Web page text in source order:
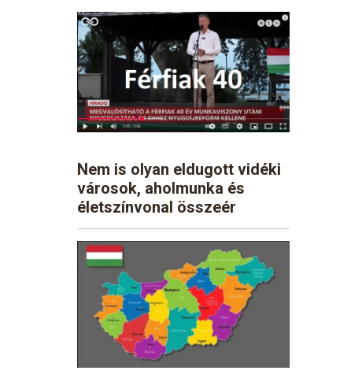
Nem is olyan eldugott vidéki
városok, aholmunka és
életszínvonal összeér